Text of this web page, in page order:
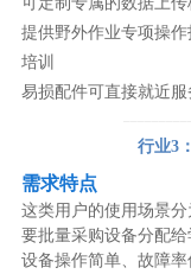
提供野外作业专项操
培训
易损配件可直接就近
行业3
需求特点
这类用户的使用场景
要批量采购设备分配
设备操作简单、故障